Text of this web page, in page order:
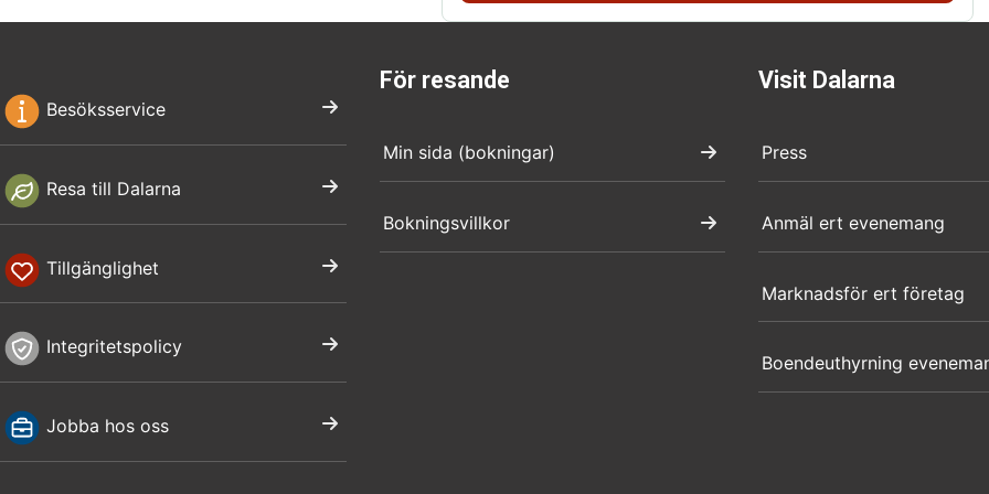
Besöksservice
Resa till Dalarna
Tillgänglighet
Integritetspolicy
Jobba hos oss
För resande
Min sida (bokningar)
Bokningsvillkor
Visit Dalarna
Press
Anmäl ert evenemang
Marknadsför ert företag
Boendeuthyrning